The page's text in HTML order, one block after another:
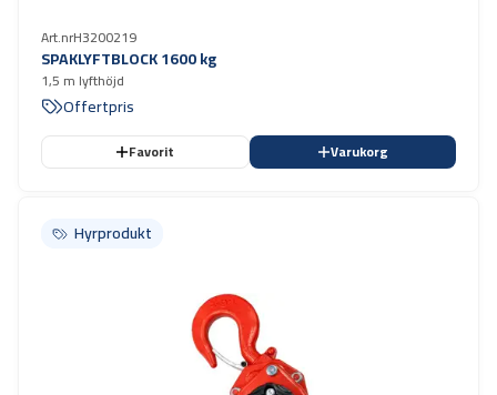
Art.nrH3200219
SPAKLYFTBLOCK 1600 kg
1,5 m lyfthöjd
Offertpris
Favorit Varukorg
Hyrprodukt
Hyrprodukt